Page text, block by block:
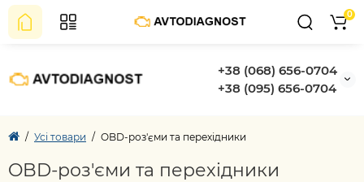
+38 (068) 656-0704
+38 (095) 656-0704
0
Усі товари OBD-роз'єми та перехідники
OBD-роз'єми та перехідники